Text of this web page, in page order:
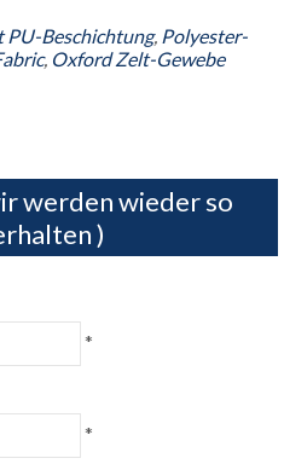
Beschichtung, Polyester-
, Oxford Zelt-Gewebe
werden wieder so
)
*
*